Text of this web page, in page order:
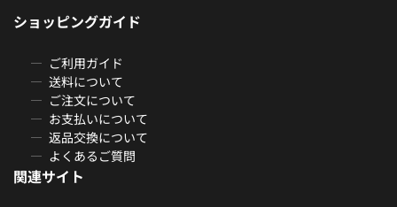
ショッピングガイド
ご利用ガイド
送料について
ご注文について
お支払いについて
返品交換について
よくあるご質問
関連サイト